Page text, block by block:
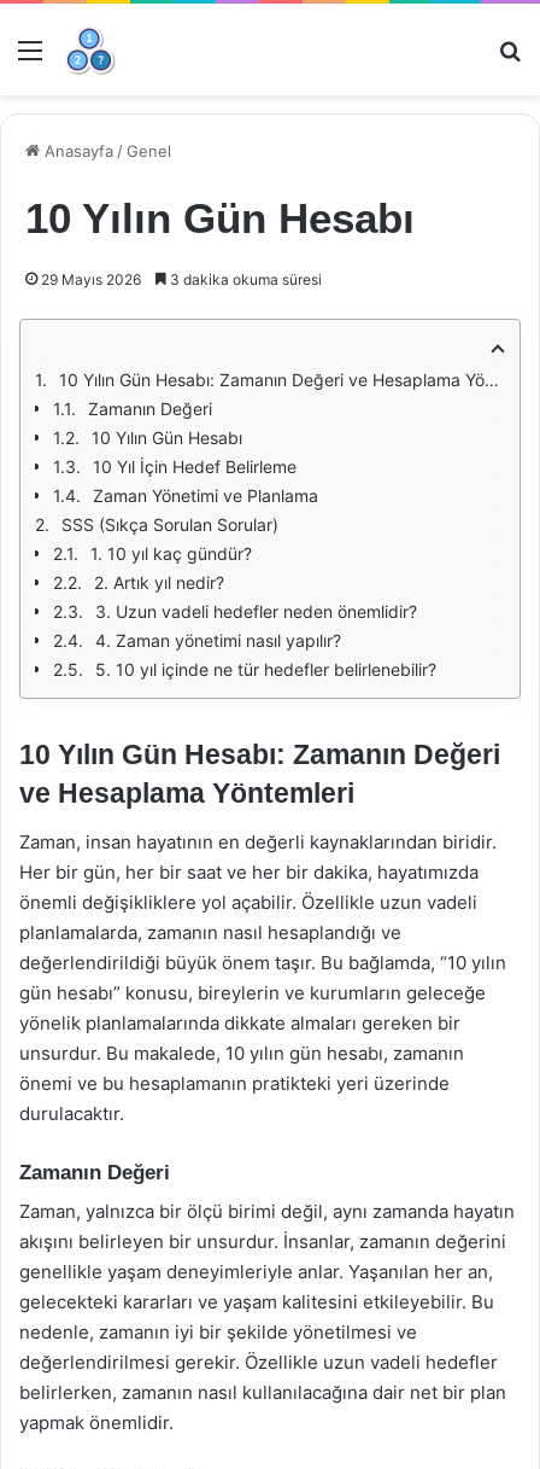
Menü
Anasayfa /Genel
10 Yılın Gün Hesabı
29 Mayıs 2026 3 dakika okuma süresi
10 Yılın Gün Hesabı: Zamanın Değeri ve Hesaplama Yöntemleri
Zamanın Değeri
10 Yılın Gün Hesabı
10 Yıl İçin Hedef Belirleme
Zaman Yönetimi ve Planlama
SSS (Sıkça Sorulan Sorular)
1. 10 yıl kaç gündür?
2. Artık yıl nedir?
3. Uzun vadeli hedefler neden önemlidir?
4. Zaman yönetimi nasıl yapılır?
5. 10 yıl içinde ne tür hedefler belirlenebilir?
10 Yılın Gün Hesabı: Zamanın Değeri
ve Hesaplama Yöntemleri
Zaman, insan hayatının en değerli kaynaklarından biridir.
Her bir gün, her bir saat ve her bir dakika, hayatımızda
önemli değişikliklere yol açabilir. Özellikle uzun vadeli
planlamalarda, zamanın nasıl hesaplandığı ve
değerlendirildiği büyük önem taşır. Bu bağlamda, “10 yılın
gün hesabı” konusu, bireylerin ve kurumların geleceğe
yönelik planlamalarında dikkate almaları gereken bir
unsurdur. Bu makalede, 10 yılın gün hesabı, zamanın
önemi ve bu hesaplamanın pratikteki yeri üzerinde
durulacaktır.
Zamanın Değeri
Zaman, yalnızca bir ölçü birimi değil, aynı zamanda hayatın
akışını belirleyen bir unsurdur. İnsanlar, zamanın değerini
genellikle yaşam deneyimleriyle anlar. Yaşanılan her an,
gelecekteki kararları ve yaşam kalitesini etkileyebilir. Bu
nedenle, zamanın iyi bir şekilde yönetilmesi ve
değerlendirilmesi gerekir. Özellikle uzun vadeli hedefler
belirlerken, zamanın nasıl kullanılacağına dair net bir plan
yapmak önemlidir.